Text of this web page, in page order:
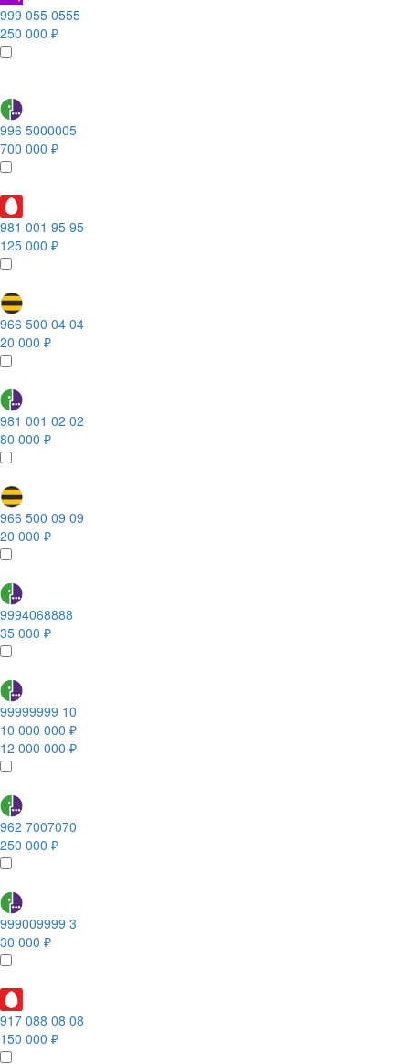
999 055 0555
250 000 ₽
996 5000005
700 000 ₽
981 001 95 95
125 000 ₽
966 500 04 04
20 000 ₽
981 001 02 02
80 000 ₽
966 500 09 09
20 000 ₽
9994068888
35 000 ₽
99999999 10
10 000 000 ₽
12 000 000 ₽
962 7007070
250 000 ₽
999009999 3
30 000 ₽
917 088 08 08
150 000 ₽